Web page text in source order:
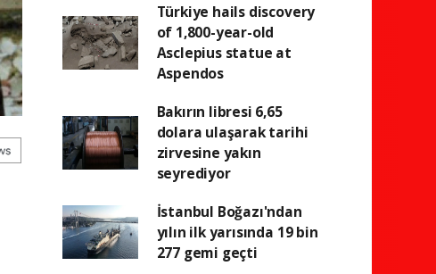
Türkiye hails discovery
of 1,800-year-old
Asclepius statue at
Aspendos
Bakırın libresi 6,65
dolara ulaşarak tarihi
zirvesine yakın
seyrediyor
İstanbul Boğazı'ndan
yılın ilk yarısında 19 bin
277 gemi geçti